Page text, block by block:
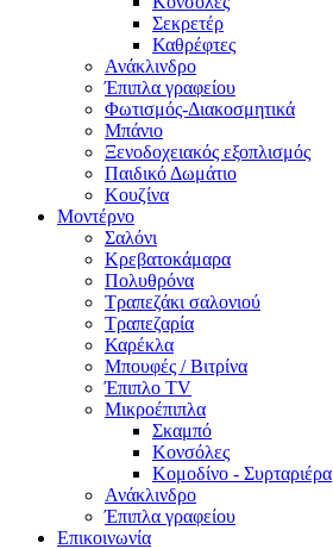
Σεκρετέρ
Καθρέφτες
Ανάκλινδρο
Έπιπλα γραφείου
Φωτισμός-Διακοσμητικά
Μπάνιο
Ξενοδοχειακός εξοπλισμός
Παιδικό Δωμάτιο
Κουζίνα
Μοντέρνο
Σαλόνι
Κρεβατοκάμαρα
Πολυθρόνα
Τραπεζάκι σαλονιού
Τραπεζαρία
Καρέκλα
Μπουφές / Βιτρίνα
Έπιπλο TV
Μικροέπιπλα
Σκαμπό
Κονσόλες
Κομοδίνο - Συρταριέρα
Ανάκλινδρο
Έπιπλα γραφείου
Επικοινωνία